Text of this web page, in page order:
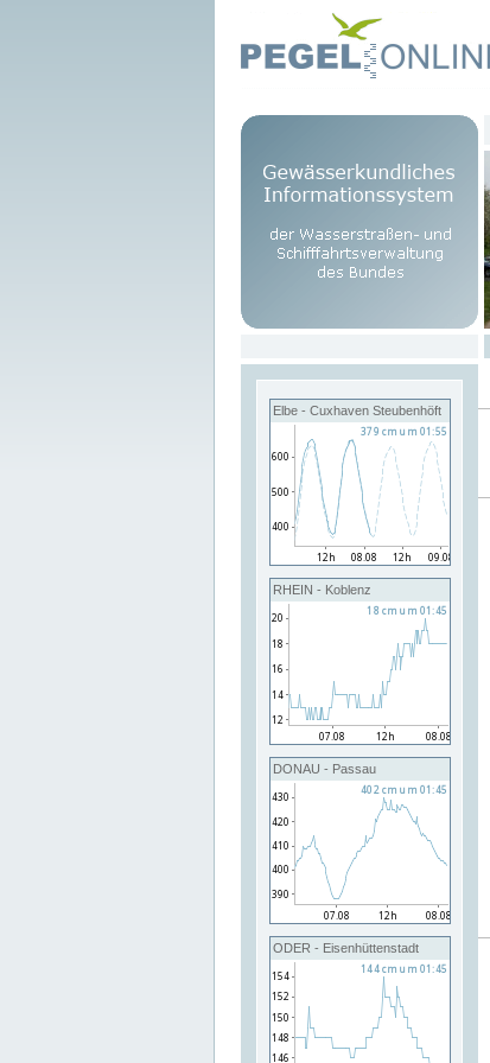
Elbe - Cuxhaven Steubenhöft
RHEIN - Koblenz
DONAU - Passau
ODER - Eisenhüttenstadt